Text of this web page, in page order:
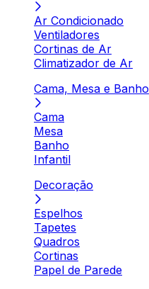
Ar Condicionado
Ventiladores
Cortinas de Ar
Climatizador de Ar
Cama, Mesa e Banho
Cama
Mesa
Banho
Infantil
Decoração
Espelhos
Tapetes
Quadros
Cortinas
Papel de Parede